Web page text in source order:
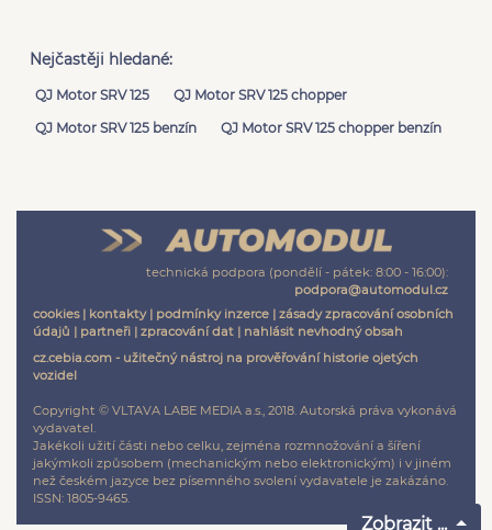
Nejčastěji hledané:
QJ Motor SRV 125
QJ Motor SRV 125 chopper
QJ Motor SRV 125 benzín
QJ Motor SRV 125 chopper benzín
technická podpora (pondělí - pátek: 8:00 - 16:00):
podpora@automodul.cz
cookies| kontakty| podmínky inzerce | zásady zpracování osobních
údajů | partneři | zpracování dat | nahlásit nevhodný obsah
cz.cebia.com - užitečný nástroj na prověřování historie ojetých
vozidel
Copyright © VLTAVA LABE MEDIA a.s., 2018. Autorská práva vykonává
vydavatel.
Jakékoli užití části nebo celku, zejména rozmnožování a šíření
jakýmkoli způsobem (mechanickým nebo elektronickým) i v jiném
než českém jazyce bez písemného svolení vydavatele je zakázáno.
ISSN: 1805-9465.
Zobrazit ...